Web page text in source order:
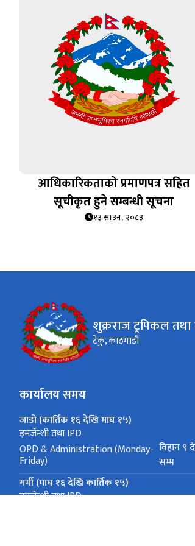
आधिकारिकताको प्रमाणपत्र सहित
सूचीकृत हुने सम्बन्धी सूचना
१३ साउन, २०८३
शुक्रराज ट्रपिकल
टेकु, काठमाडौं
कार्यालय समय
जाडो (कार्तिक १६ देखि माघ १५)
इमर्जेन्शी तथा IPD
OPD & Administration (Monday-
Friday)
विहान
सम्म
गर्मी (माघ १६ देखि कार्तिक १५)
इमर्जेन्शी तथा IPD